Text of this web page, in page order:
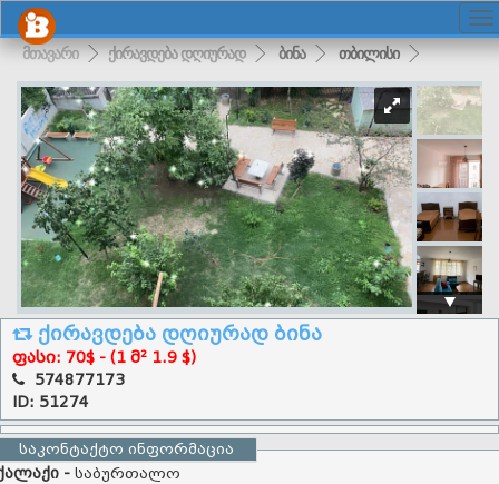
მთავარი ქირავდება დღიურად ბინა თბილისი
ქირავდება დღიურად ბინა
ფასი: 70$ - (1 მ² 1.9 $)
574877173
ID: 51274
საკონტაქტო ინფორმაცია
- საბურთალო